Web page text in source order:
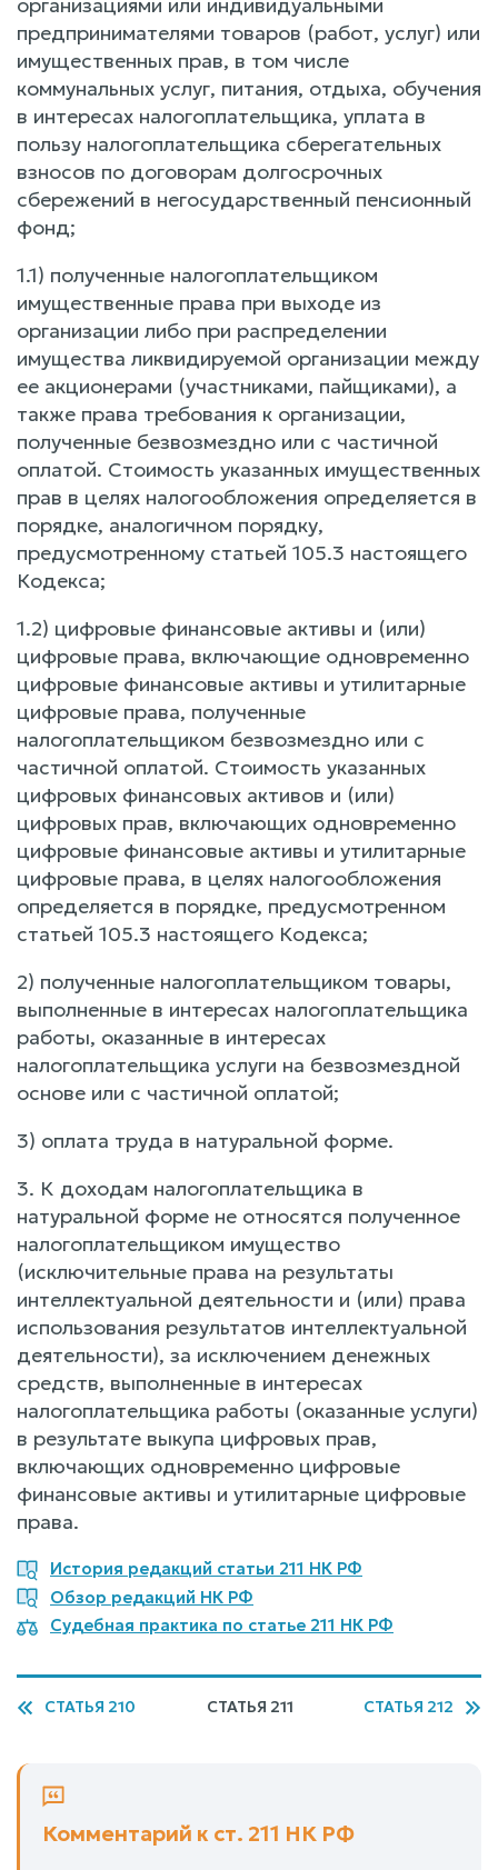
организациями или индивидуальными
предпринимателями товаров (работ, услуг) или
имущественных прав, в том числе
коммунальных услуг, питания, отдыха, обучения
в интересах налогоплательщика, уплата в
пользу налогоплательщика сберегательных
взносов по договорам долгосрочных
сбережений в негосударственный пенсионный
фонд;
1.1) полученные налогоплательщиком
имущественные права при выходе из
организации либо при распределении
имущества ликвидируемой организации между
ее акционерами (участниками, пайщиками), а
также права требования к организации,
полученные безвозмездно или с частичной
оплатой. Стоимость указанных имущественных
прав в целях налогообложения определяется в
порядке, аналогичном порядку,
предусмотренному статьей 105.3 настоящего
Кодекса;
1.2) цифровые финансовые активы и (или)
цифровые права, включающие одновременно
цифровые финансовые активы и утилитарные
цифровые права, полученные
налогоплательщиком безвозмездно или с
частичной оплатой. Стоимость указанных
цифровых финансовых активов и (или)
цифровых прав, включающих одновременно
цифровые финансовые активы и утилитарные
цифровые права, в целях налогообложения
определяется в порядке, предусмотренном
статьей 105.3 настоящего Кодекса;
2) полученные налогоплательщиком товары,
выполненные в интересах налогоплательщика
работы, оказанные в интересах
налогоплательщика услуги на безвозмездной
основе или с частичной оплатой;
3) оплата труда в натуральной форме.
3. К доходам налогоплательщика в
натуральной форме не относятся полученное
налогоплательщиком имущество
(исключительные права на результаты
интеллектуальной деятельности и (или) права
использования результатов интеллектуальной
деятельности), за исключением денежных
средств, выполненные в интересах
налогоплательщика работы (оказанные услуги)
в результате выкупа цифровых прав,
включающих одновременно цифровые
финансовые активы и утилитарные цифровые
права.
История редакций статьи 211 НК РФ
Обзор редакций НК РФ
Судебная практика по статье 211 НК РФ
СТАТЬЯ 210 СТАТЬЯ 211 СТАТЬЯ 212
Комментарий к ст. 211 НК РФ